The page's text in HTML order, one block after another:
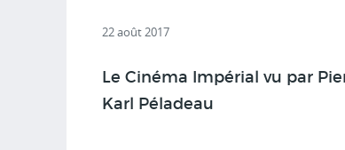
22 août 2017
Le Cinéma Impérial vu par
Karl Péladeau